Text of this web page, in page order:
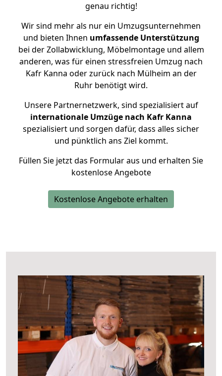
genau richtig!
Wir sind mehr als nur ein Umzugsunternehmen
und bieten Ihnen umfassende Unterstützung
bei der Zollabwicklung, Möbelmontage und allem
anderen, was für einen stressfreien Umzug nach
Kafr Kanna oder zurück nach Mülheim an der
Ruhr benötigt wird.
Unsere Partnernetzwerk, sind spezialisiert auf
internationale Umzüge nach Kafr Kanna
spezialisiert und sorgen dafür, dass alles sicher
und pünktlich ans Ziel kommt.
Füllen Sie jetzt das Formular aus und erhalten Sie
kostenlose Angebote
Kostenlose Angebote erhalten